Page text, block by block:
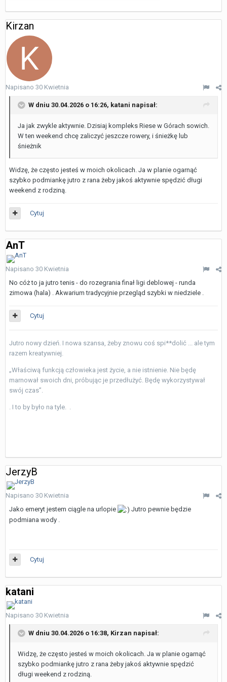
Kirzan
Napisano 30 Kwietnia
W dniu 30.04.2026 o 16:26, katani napisał:
Ja jak zwykle aktywnie. Dzisiaj kompleks Riese w Górach sowich.
W ten weekend chcę zaliczyć jeszcze rowery, i śnieżkę lub
śnieżnik
Widzę, że często jesteś w moich okolicach. Ja w planie ogarnąć
szybko podmiankę jutro z rana żeby jakoś aktywnie spędzić długi
weekend z rodziną.
Cytuj
AnT
Napisano 30 Kwietnia
No cóż to ja jutro tenis - do rozegrania finał ligi deblowej - runda
zimowa (hala) . Akwarium tradycyjnie przegląd szybki w niedziele .
Cytuj
Jutro nowy dzień. I nowa szansa, żeby znowu coś spi**dolić ... ale tym
razem kreatywniej.
„Właściwą funkcją człowieka jest życie, a nie istnienie. Nie będę
marnował swoich dni, próbując je przedłużyć. Będę wykorzystywał
swój czas”.
. I to by było na tyle. .
JerzyB
Napisano 30 Kwietnia
Jako emeryt jestem ciągle na urlopie
Jutro pewnie będzie
podmiana wody .
Cytuj
katani
Napisano 30 Kwietnia
W dniu 30.04.2026 o 16:38, Kirzan napisał:
Widzę, że często jesteś w moich okolicach. Ja w planie ogarnąć
szybko podmiankę jutro z rana żeby jakoś aktywnie spędzić
długi weekend z rodziną.